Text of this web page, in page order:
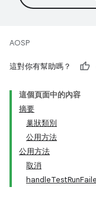
AOSP
這對你有幫助嗎？
這個頁面中的內容
摘要
巢狀類別
公用方法
公用方法
取消